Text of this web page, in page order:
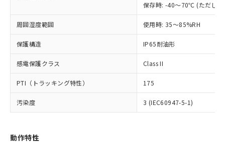
保存時: -40～70℃ (ただし、
周囲湿度範囲 使用時: 35～85%RH
保護構造 IP65耐油形
感電保護クラス Class II
PTI（トラッキング特性） 175
汚染度 3 (IEC60947-5-1)
動作特性
準価格とは異なる場合があることをご
正式な納期状況および標準価格はお客
様のお取引先、またはお客様担当のオ
ムロン制御機器販売店・当社販売員に
ご相談ください。
オムロン制御機器販売店や当社販売拠
点は「販売ネットワーク
」をご確認
在庫状況および標準価格結果を当社の
六価クロム(Cr(Ⅵ)) 1000ppm以下、ポリ臭化ビフェニル
類(PBB) 1000ppm以下、ポリ臭化ジフェニルエーテル類
(PBDE) 1000ppm以下、フタル酸ビス(2-エチルヘキシ
ル) (DEHP)(別名：DOP) 1000ppm以下、フタル酸ブチ
（DBP） 1000ppm以下、フタル酸ジイソブチル
但し、RoHS指令で産業用監視および制御機器に対する
適用除外項目は除く。
フタル酸エステル類の４物質については閾値を超える意
図的な使用がないことを確認しています。
※2 対応予定月
Pb(鉛) :1000ppm、 Hg(水銀) : 1000ppm、 Cd(カドミウ
Cr(Ⅵ)(六価クロム) : 1000ppm、 PBBs(ポリ臭化ビフェ
ニル類) : 1000ppm、 PBDEs(ポリ臭化ジフェニルエーテ
DBP(フタル酸ジブチル) : 1000ppm、 DIBP(フタル酸ジ
イソブチル) : 1000ppm、 BBP(フタル酸ブチルベンジ
DEHP(フタル酸ビス(2-エチルヘキシル)) : 1000ppm
「ｅ」：有害物質（10物質）のすべてが基
可)を取得するなどの必要な手続きを
当社は規制貨物を破棄する場合は、完
全に破砕するなど、違法に輸出されな
いよう必要な手段を講じます。
当社は貴社製品を、核兵器、ミサイ
ル、化学兵器、生物兵器またはその他
武器並びにこれらの製造装置等に一切
当社は、貴社製品を第三者に販売する
場合は、上記1、2および3の内容を当
○ 一定数以上の在庫あり
一定数には満たないが在庫あり
在庫なし(最新の在庫状況につ
いては、お客様のお取引先、ま
たはお客様担当のオムロン制御
機器販売店・当社販売員にご確
認ください)